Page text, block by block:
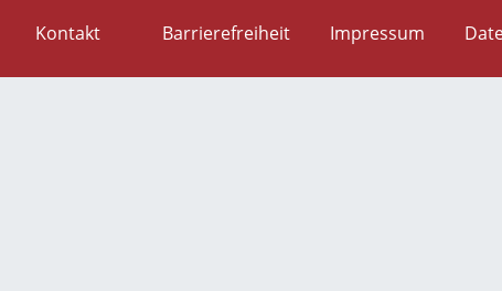
Kontakt Barrierefreiheit Impressum